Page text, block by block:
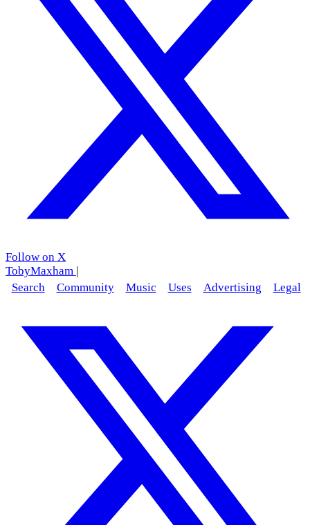
Follow on X
TobyMaxham
Search
Community Music Uses Advertising Legal